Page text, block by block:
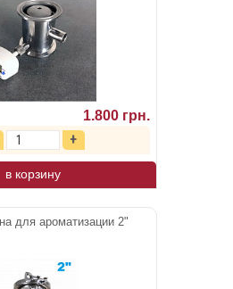
1.800 грн.
в корзину
для ароматизации 2"